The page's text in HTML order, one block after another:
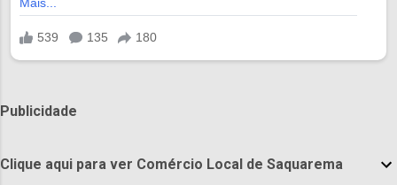
Publicidade
Clique aqui para ver Comércio Local de Saquarema